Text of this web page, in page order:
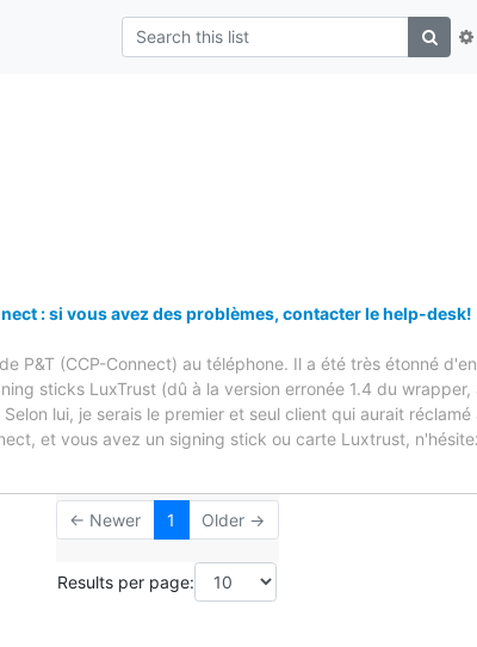
: si vous avez des problèmes, contacter le help-desk!
P&T (CCP-Connect) au téléphone. Il a été très étonné
sticks LuxTrust (dû à la version erronée 1.4 du wrapper,
lui, je serais le premier et seul client qui aurait réclamé
et vous avez un signing stick ou carte Luxtrust,
← Newer 1 Older →
Results per page: